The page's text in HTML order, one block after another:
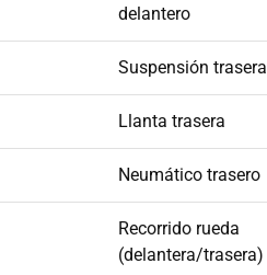
delantero
Suspensión trasera
Llanta trasera
Neumático trasero
Recorrido rueda
(delantera/trasera)